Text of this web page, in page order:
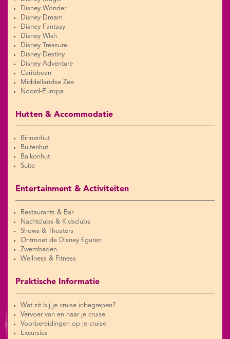
Disney Wonder
Disney Dream
Disney Fantasy
Disney Wish
Disney Treasure
Disney Destiny
Disney Adventure
Caribbean
Middellandse Zee
Noord-Europa
Hutten & Accommodatie
Binnenhut
Buitenhut
Balkonhut
Suite
Entertainment & Activiteiten
Restaurants & Bar
Nachtclubs & Kidsclubs
Shows & Theaters
Ontmoet de Disney figuren
Zwembaden
Wellness & Fitness
Praktische Informatie
Wat zit bij je cruise inbegrepen?
Vervoer van en naar je cruise
Voorbereidingen op je cruise
Excursies